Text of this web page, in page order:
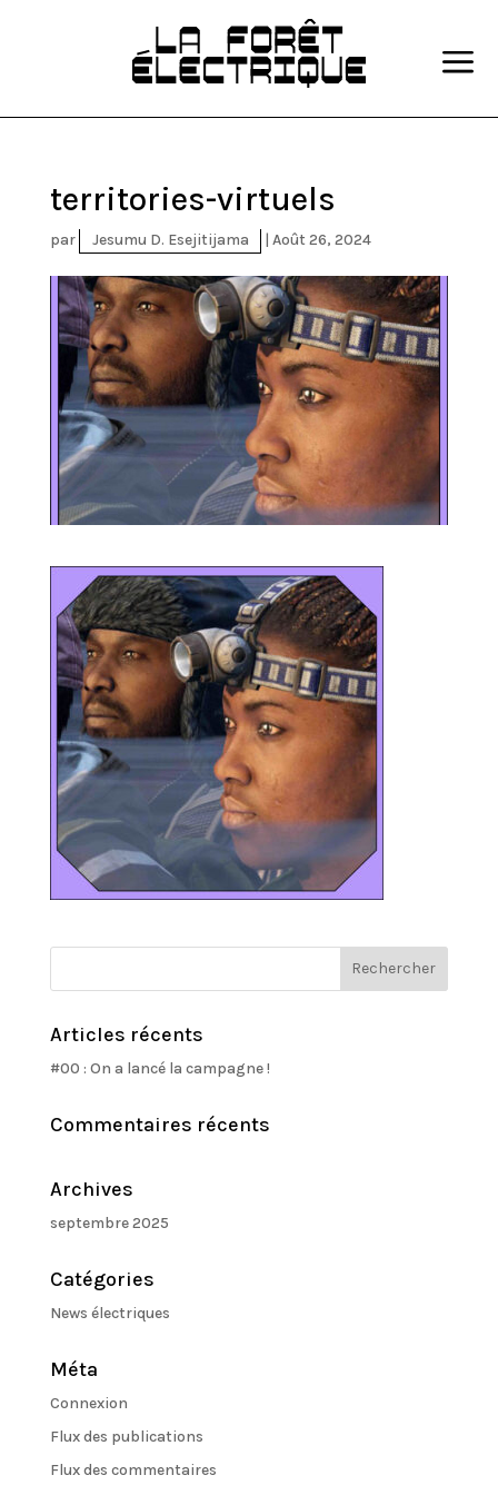
territories-virtuels
par Jesumu D. Esejitijama |Août 26, 2024
Articles récents
#00 : On a lancé la campagne !
Commentaires récents
Archives
septembre 2025
Catégories
News électriques
Méta
Connexion
Flux des publications
Flux des commentaires
a